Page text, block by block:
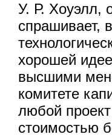
У. Р. Хоуэлл,
спрашивает,
хорошей
высшими
комитете
любой
стоимостью